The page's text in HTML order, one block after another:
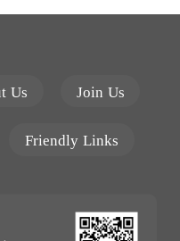
Us Join Us
Friendly Links